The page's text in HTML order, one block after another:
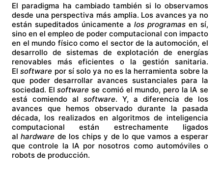
El paradigma ha cambiado también si lo observamos
desde una perspectiva más amplia. Los avances ya no
están supeditados únicamente a los programas en sí,
sino en el empleo de poder computacional con impacto
en el mundo físico como el sector de la automoción, el
desarrollo de sistemas de explotación de energías
renovables más eficientes o la gestión sanitaria.
Elsoftware por sí solo ya no es la herramienta sobre la
que poder desarrollar avances sustanciales para la
sociedad. Elsoftware se comió el mundo, pero la IA se
está comiendo al software. Y, a diferencia de los
avances que hemos observado durante la pasada
década, los realizados en algoritmos de inteligencia
computacional están estrechamente ligados
alhardware de los chips y de lo que vamos a esperar
que controle la IA por nosotros como automóviles o
robots de producción.